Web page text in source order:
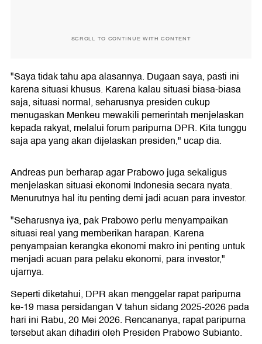
SCROLL TO CONTINUE WITH CONTENT
"Saya tidak tahu apa alasannya. Dugaan saya, pasti ini
karena situasi khusus. Karena kalau situasi biasa-biasa
saja, situasi normal, seharusnya presiden cukup
menugaskan Menkeu mewakili pemerintah menjelaskan
kepada rakyat, melalui forum paripurna DPR. Kita tunggu
saja apa yang akan dijelaskan presiden," ucap dia.
Andreas pun berharap agar Prabowo juga sekaligus
menjelaskan situasi ekonomi Indonesia secara nyata.
Menurutnya hal itu penting demi jadi acuan para investor.
"Seharusnya iya, pak Prabowo perlu menyampaikan
situasi real yang memberikan harapan. Karena
penyampaian kerangka ekonomi makro ini penting untuk
menjadi acuan para pelaku ekonomi, para investor,"
ujarnya.
Seperti diketahui, DPR akan menggelar rapat paripurna
ke-19 masa persidangan V tahun sidang 2025-2026 pada
hari ini Rabu, 20 Mei 2026. Rencananya, rapat paripurna
tersebut akan dihadiri oleh Presiden Prabowo Subianto.